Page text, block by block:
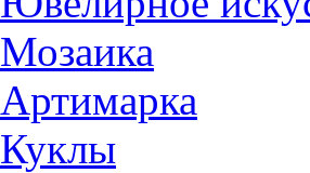
Мозаика
Артимарка
Куклы